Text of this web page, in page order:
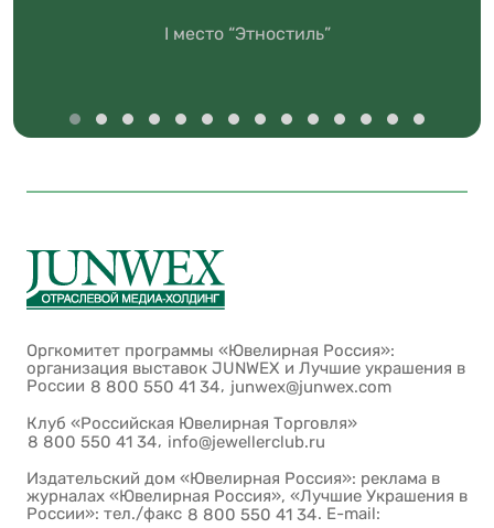
I место “Этностиль”
Оргкомитет программы «Ювелирная Россия»:
организация выставок JUNWEX и Лучшие украшения в
России 8 800 550 41 34, junwex@junwex.com
Клуб «Российская Ювелирная Торговля»
8 800 550 41 34, info@jewellerclub.ru
Издательский дом «Ювелирная Россия»: реклама в
журналах «Ювелирная Россия», «Лучшие Украшения в
России»: тел./факс 8 800 550 41 34. E-mail: